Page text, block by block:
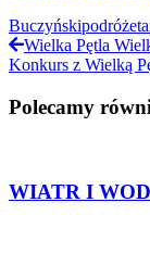
Buczyńskipodróże
Wielka Pętla
Konkurs z Wielką
Polecamy
WIATR I